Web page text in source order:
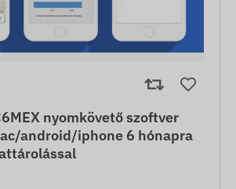
nyomkövető szoftver
android/iphone 6 hónapra